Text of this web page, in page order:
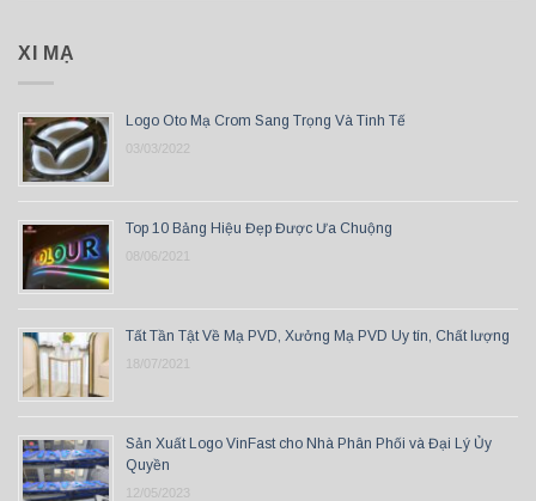
XI MẠ
Logo Oto Mạ Crom Sang Trọng Và Tinh Tế
03/03/2022
Top 10 Bảng Hiệu Đẹp Được Ưa Chuộng
08/06/2021
Tất Tần Tật Về Mạ PVD, Xưởng Mạ PVD Uy tín, Chất lượng
18/07/2021
Sản Xuất Logo VinFast cho Nhà Phân Phối và Đại Lý Ủy
Quyền
12/05/2023